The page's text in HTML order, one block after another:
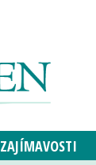
ZAJÍMAVOSTI